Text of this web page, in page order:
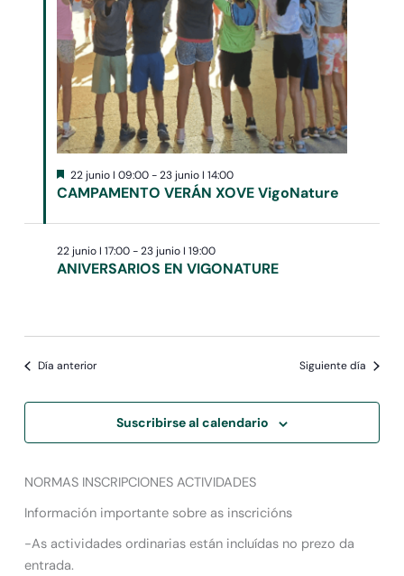
CAMPAMENTO VERÁN XOVE VigoNature
Destacado
22 junio I 09:00-23 junio I 14:00
ANIVERSARIOS EN VIGONATURE
22 junio I 17:00-23 junio I 19:00
Día anterior Siguiente día
Suscribirse al calendario
NORMAS INSCRIPCIONES ACTIVIDADES
Información importante sobre as inscricións
-As actividades ordinarias están incluídas no prezo da
entrada.